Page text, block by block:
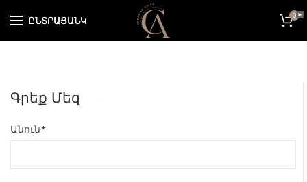
ԸՆՏՐԱՑԱՆԿ 0
Գրեք Մեզ
Անուն*